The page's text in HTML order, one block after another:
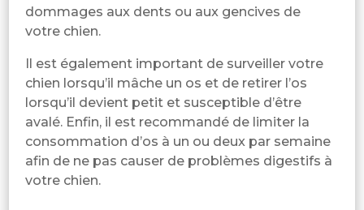
dommages aux dents ou aux gencives de
votre chien.
Il est également important de surveiller votre
chien lorsqu’il mâche un os et de retirer l’os
lorsqu’il devient petit et susceptible d’être
avalé. Enfin, il est recommandé de limiter la
consommation d’os à un ou deux par semaine
afin de ne pas causer de problèmes digestifs à
votre chien.